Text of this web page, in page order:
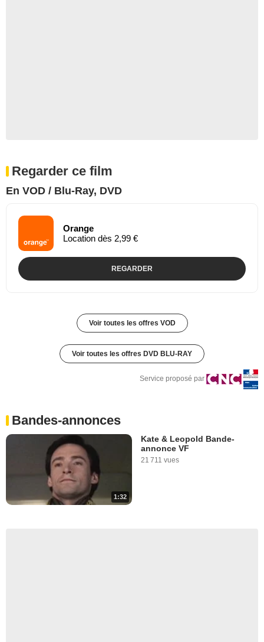
Regarder ce film
En VOD / Blu-Ray, DVD
Orange
Location dès 2,99 €
REGARDER
Voir toutes les offres VOD
Voir toutes les offres DVD BLU-RAY
Service proposé par
Bandes-annonces
1:32
Kate & Leopold Bande-
annonce VF
21 711 vues